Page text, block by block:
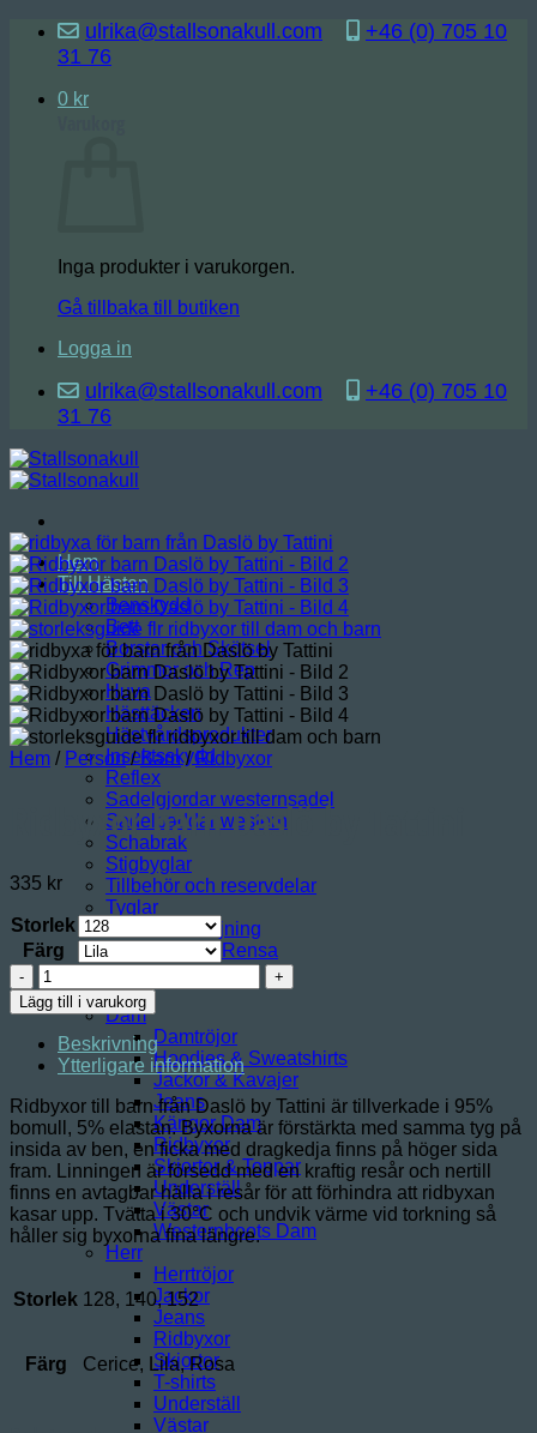
Skip
content
ulrika@stallsonakull.com
+46 (0) 705 10
31 76
0 kr
Inga produkter i varukorgen.
Gå tillbaka till butiken
Logga in
ulrika@stallsonakull.com
+46 (0) 705 10
31 76
Hem
Till Hästen
Benskydd
Bett
Borstar och Skötsel
Grimmor och Rep
Huva
Hästtäcken
Hästvårdsprodukter
Insektsskydd
Reflex
Sadelgjordar westernsadel
Sadelpaddar western
Schabrak
Stigbyglar
Tillbehör och reservdelar
Tyglar
Trav- Utförsäljning
Westernsadel
Till Hunden
Person
Dam
Damtröjor
Hoodies & Sweatshirts
Jackor & Kavajer
Jeans
Kängor Dam
Ridbyxor
Skjortor & Toppar
Underställ
Västar
Westernboots Dam
Herr
Herrtröjor
Jackor
Jeans
Ridbyxor
Skjortor
T-shirts
Underställ
Västar
Hem / Person / Barn / Ridbyxor
Ridbyxor barn Daslö by Tattini
335 kr
Storlek
Färg
Rensa
Ridbyxor
barn
Daslö
by
Tattini
mängd
Lägg till i varukorg
Beskrivning
Ytterligare information
Ridbyxor till barn från Daslö by Tattini är tillverkade i 95%
bomull, 5% elastan. Byxorna är förstärkta med samma tyg på
insida av ben, en ficka med dragkedja finns på höger sida
fram. Linningen är försedd med en kraftig resår och nertill
finns en avtagbar hälla i resår för att förhindra att ridbyxan
kasar upp. Tvätta i 30°C och undvik värme vid torkning så
håller sig byxorna fina längre.
Storlek 128, 140, 152
Färg Cerice, Lila, Rosa